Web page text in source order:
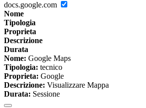
docs.google.com
Nome
Tipologia
Proprieta
Descrizione
Durata
Nome: Google Maps
Tipologia: tecnico
Proprieta: Google
Descrizione: Visualizzare Mappa
Durata: Sessione